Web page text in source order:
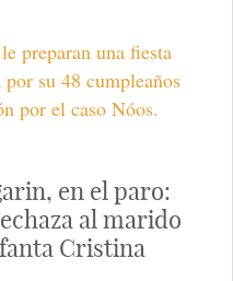
preparan una fiesta
su 48 cumpleaños
por el caso Nóos.
en el paro:
al marido
Cristina